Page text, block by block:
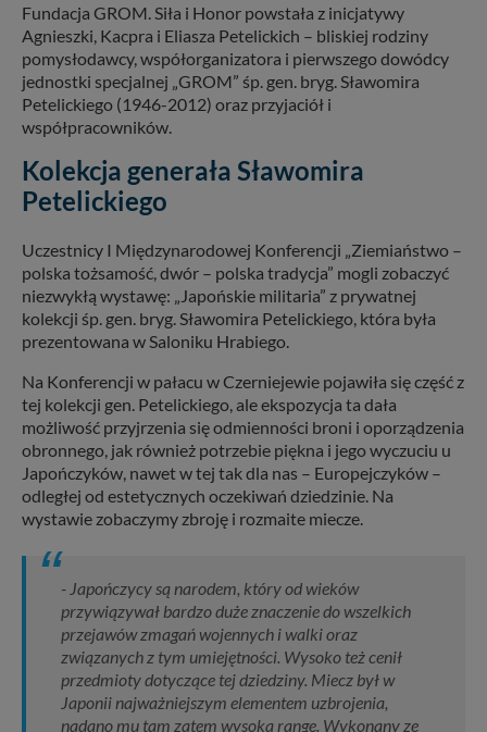
Fundacja GROM. Siła i Honor powstała z inicjatywy
Agnieszki, Kacpra i Eliasza Petelickich – bliskiej rodziny
pomysłodawcy, współorganizatora i pierwszego dowódcy
jednostki specjalnej „GROM” śp. gen. bryg. Sławomira
Petelickiego (1946-2012) oraz przyjaciół i
współpracowników.
Kolekcja generała Sławomira
Petelickiego
Uczestnicy I Międzynarodowej Konferencji „Ziemiaństwo –
polska tożsamość, dwór – polska tradycja” mogli zobaczyć
niezwykłą wystawę: „Japońskie militaria” z prywatnej
kolekcji śp. gen. bryg. Sławomira Petelickiego, która była
prezentowana w Saloniku Hrabiego.
Na Konferencji w pałacu w Czerniejewie pojawiła się część z
tej kolekcji gen. Petelickiego, ale ekspozycja ta dała
możliwość przyjrzenia się odmienności broni i oporządzenia
obronnego, jak również potrzebie piękna i jego wyczuciu u
Japończyków, nawet w tej tak dla nas – Europejczyków –
odległej od estetycznych oczekiwań dziedzinie. Na
wystawie zobaczymy zbroję i rozmaite miecze.
- Japończycy są narodem, który od wieków
przywiązywał bardzo duże znaczenie do wszelkich
przejawów zmagań wojennych i walki oraz
związanych z tym umiejętności. Wysoko też cenił
przedmioty dotyczące tej dziedziny. Miecz był w
Japonii najważniejszym elementem uzbrojenia,
nadano mu tam zatem wysoką rangę. Wykonany ze